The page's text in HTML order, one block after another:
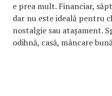
e prea mult. Financiar,
dar nu este ideală pentru
nostalgie sau atașament.
odihnă, casă, mâncare